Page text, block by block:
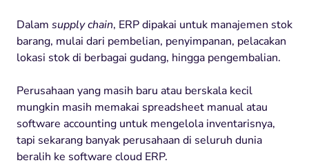
Dalam supply chain, ERP dipakai untuk manajemen stok
barang, mulai dari pembelian, penyimpanan, pelacakan
lokasi stok di berbagai gudang, hingga pengembalian.
Perusahaan yang masih baru atau berskala kecil
mungkin masih memakai spreadsheet manual atau
software accounting untuk mengelola inventarisnya,
tapi sekarang banyak perusahaan di seluruh dunia
beralih ke software cloud ERP.